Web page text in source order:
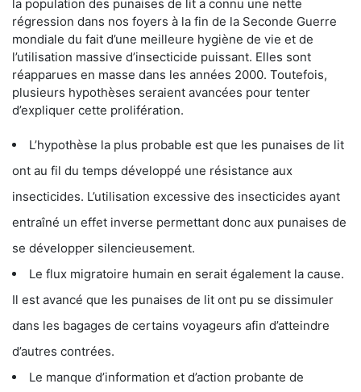
la population des punaises de lit a connu une nette
régression dans nos foyers à la fin de la Seconde Guerre
mondiale du fait d’une meilleure hygiène de vie et de
l’utilisation massive d’insecticide puissant. Elles sont
réapparues en masse dans les années 2000. Toutefois,
plusieurs hypothèses seraient avancées pour tenter
d’expliquer cette prolifération.
L’hypothèse la plus probable est que les punaises de lit
ont au fil du temps développé une résistance aux
insecticides. L’utilisation excessive des insecticides ayant
entraîné un effet inverse permettant donc aux punaises de
se développer silencieusement.
Le flux migratoire humain en serait également la cause.
Il est avancé que les punaises de lit ont pu se dissimuler
dans les bagages de certains voyageurs afin d’atteindre
d’autres contrées.
Le manque d’information et d’action probante de